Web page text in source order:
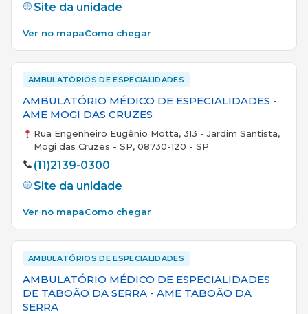
Site da unidade
Ver no mapaComo chegar
AMBULATÓRIOS DE ESPECIALIDADES
AMBULATÓRIO MÉDICO DE ESPECIALIDADES -
AME MOGI DAS CRUZES
Rua Engenheiro Eugênio Motta, 313 - Jardim Santista,
Mogi das Cruzes - SP, 08730-120 - SP
(11)2139-0300
Site da unidade
Ver no mapaComo chegar
AMBULATÓRIOS DE ESPECIALIDADES
AMBULATÓRIO MÉDICO DE ESPECIALIDADES
DE TABOÃO DA SERRA - AME TABOÃO DA
SERRA